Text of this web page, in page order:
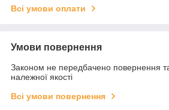
Всі умови оплати
Умови повернення
Законом не передбачено повернення
належної якості
Всі умови повернення